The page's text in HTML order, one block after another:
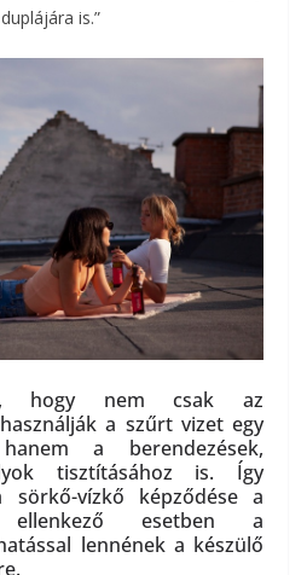
is.”
hogy nem csak az
a szűrt vizet egy
a berendezések,
tisztításához is. Így
sörkő-vízkő képződése a
ellenkező esetben a
lennének a készülő